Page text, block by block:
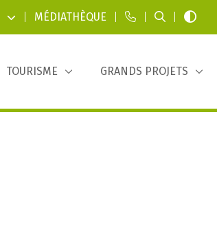
MÉDIATHÈQUE
TOURISME GRANDS PROJETS